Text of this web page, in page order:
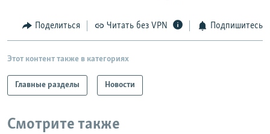
Все сайты РСЕ/РС
Поделиться Читать без VPN Подпишитесь
Этот контент также в категориях
Главные разделы Новости
Смотрите также